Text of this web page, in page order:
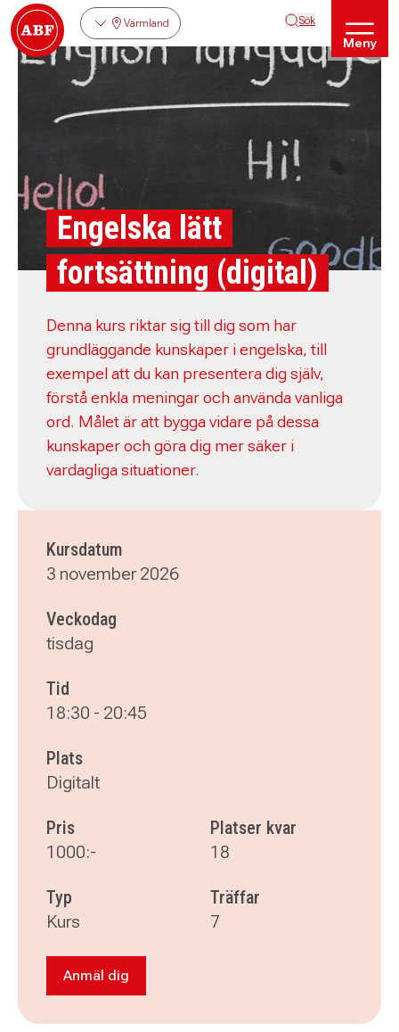
Värmland Sök
Meny
Engelska lätt
fortsättning (digital)
Denna kurs riktar sig till dig som har
grundläggande kunskaper i engelska, till
exempel att du kan presentera dig själv,
förstå enkla meningar och använda vanliga
ord. Målet är att bygga vidare på dessa
kunskaper och göra dig mer säker i
vardagliga situationer.
Kursdatum
3 november 2026
Veckodag
tisdag
Tid
18:30 - 20:45
Plats
Digitalt
Pris
1000:-
Platser kvar
18
Typ
Kurs
Träffar
7
Anmäl dig till Engelska lätt fortsättning
Anmäl dig